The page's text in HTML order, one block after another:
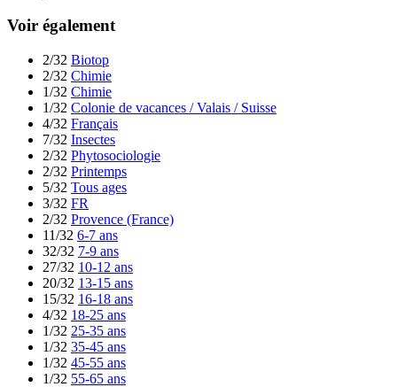
Voir également
2/32 Biotop
2/32 Chimie
1/32 Chimie
1/32 Colonie de vacances / Valais / Suisse
4/32 Français
7/32 Insectes
2/32 Phytosociologie
2/32 Printemps
5/32 Tous ages
3/32 FR
2/32 Provence (France)
11/32 6-7 ans
32/32 7-9 ans
27/32 10-12 ans
20/32 13-15 ans
15/32 16-18 ans
4/32 18-25 ans
1/32 25-35 ans
1/32 35-45 ans
1/32 45-55 ans
1/32 55-65 ans